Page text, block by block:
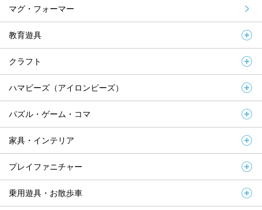
マグ・フォーマー
教育遊具
クラフト
ハマビーズ（アイロンビーズ）
パズル・ゲーム・コマ
家具・インテリア
プレイファニチャー
乗用遊具・お散歩車